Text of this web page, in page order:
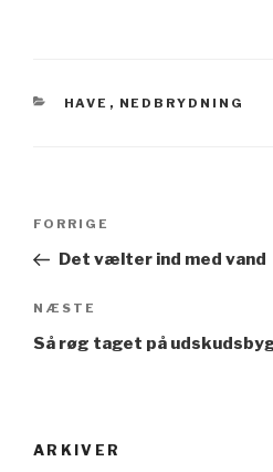
KATEGORIER
HAVE , NEDBRYDNING
Forrige
indlæg
FORRIGE
Det vælter ind med vand
Næste
indlæg
NÆSTE
Så røg taget på
ARKIVER